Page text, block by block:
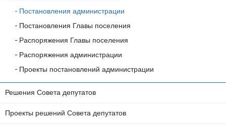
Постановления администрации
Постановления Главы поселения
Распоряжения Главы поселения
Распоряжения администрации
Проекты постановлений администрации
Решения Совета депутатов
Проекты решений Совета депутатов